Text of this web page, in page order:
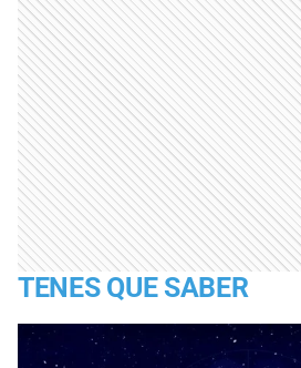
TENES QUE SABER